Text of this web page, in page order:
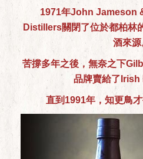
1971年John Jameson
Distillers關閉了位於都柏林
酒來源
苦撐多年之後，無奈之下
品牌賣給了Irish
直到1991年，知更鳥才